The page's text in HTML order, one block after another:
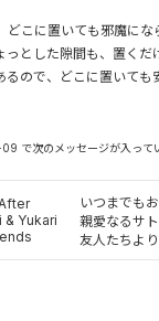
どこに置いても邪魔に
っとした隙間も、置くだ
るので、どこに置いても
で次のメッセージが入って
& Yukari
いつまでも
親愛なるサ
友人たちより